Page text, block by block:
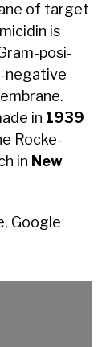
of tar­get
is
pos­i­
neg­a­tive
in 1939
Rock­e­
in New
, Google